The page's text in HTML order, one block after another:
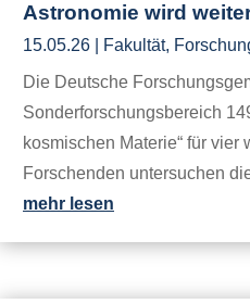
Astronomie wird
15.05.26 Fakultät,
Die Deutsche
Sonderforschungsbereich
kosmischen Materie“ für vier
Forschenden untersuchen
mehr lesen